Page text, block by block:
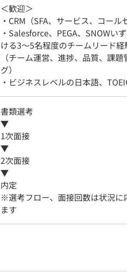
＜歓迎＞
・CRM（SFA、サービス、コー
・Salesforce、PEGA、SNOWい
ける3～5名程度のチームリード経
（チーム運営、進捗、品質、課
グ）
・ビジネスレベルの日本語、
書類選考
▼
1次面接
▼
2次面接
▼
内定
※選考フロー、面接回数は状況に
ます